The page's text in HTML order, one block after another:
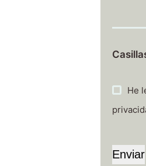
He
Enviar